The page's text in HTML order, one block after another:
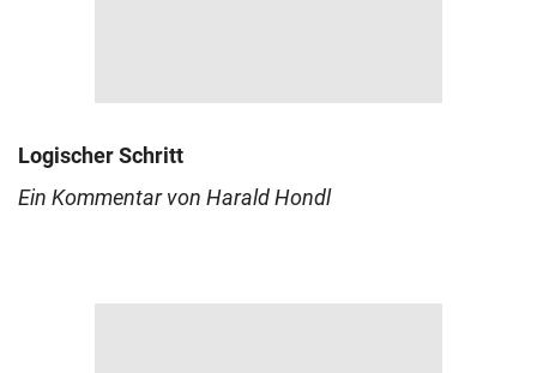
Logischer Schritt
Ein Kommentar von Harald Hondl